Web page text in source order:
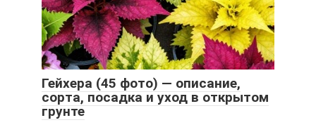
Гейхера (45 фото) — описание,
сорта, посадка и уход в открытом
грунте